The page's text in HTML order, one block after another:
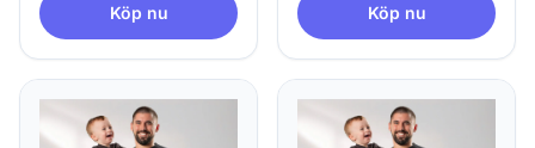
Köp nu Köp nu